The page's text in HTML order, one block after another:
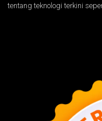
tentang teknologi terkini